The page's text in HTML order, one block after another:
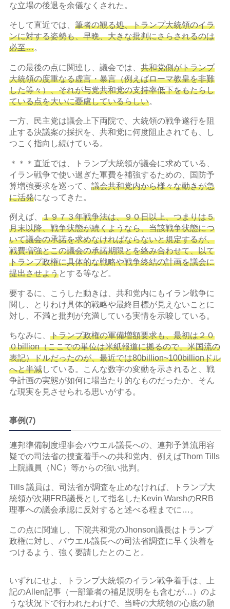
な立場の後退を余儀なくされた。
そして直近では、 筆者の観る処、トランプ大統領のイラ
ンに対する姿勢も、早晩、大きな批判にさらされるのは
必至…。
この最後の点に関連し、議会では、 共和党側がトランプ
大統領の度重なる虚言・暴言（例えばローマ教皇を非難
した等々）、それが与党共和党の支持率低下をもたらし
ている点を大いに憂慮しているらしい。
一方、民主党は議会上下両院で、大統領の戦争遂行を阻
止する決議案の採択を、共和党に何度阻止されても、し
つこく指向し続けている。
＊＊＊直近では、トランプ大統領が議会に求めている、
イラン戦争で使い過ぎた軍費を補強するための、国防予
算増強要求を巡って、 議会共和党内から様々な動きが急
に活発になってきた。
例えば、 １９７３年戦争法は、９０日以上、つまりは５
月末以降、戦争状態が続くようなら、当該戦争状態につ
いて議会の承諾を求めなければならないと規定するが、
戦費増強とこの議会の承諾期限とを絡み合わせて、以て
トランプ政権に具体的な戦略や戦争終結の計画を議会に
提出させようとする等など。
要するに、こうした動きは、共和党内にもイラン戦争に
関し、とりわけ具体的戦略や最終目標が見えないことに
対し、不満と批判が充満している実情を示唆している。
ちなみに、 トランプ政権の軍備増額要求も、最初は２０
０billion（ここでの単位は米紙報道に拠るので、米国流の
表記）ドルだったのが、最近では80billion~100billionドル
へと半減している。こんな数字の変動を示されると、戦
争計画の実態が如何に場当たり的なものだったか、そん
な現実を見させられる思いがする。
事例(7)
連邦準備制度理事会パウエル議長への、連邦予算流用容
疑での司法省の捜査着手への共和党内、例えばThom Tills
上院議員（NC）等からの強い批判。
Tills 議員は、司法省が調査を止めなければ、トランプ大
統領が次期FRB議長として指名したKevin WarshのRRB
理事への議会承認に反対すると述べる程までに…。
この点に関連し、下院共和党のJhonson議長はトランプ
政権に対し、パウエル議長への司法省調査に早く決着を
つけるよう、強く要請したとのこと。
いずれにせよ、トランプ大統領のイラン戦争着手は、上
記のAllen記事（一部筆者の補足説明をも含むが…）のよ
うな状況下で行われたわけで、当時の大統領の心底の願